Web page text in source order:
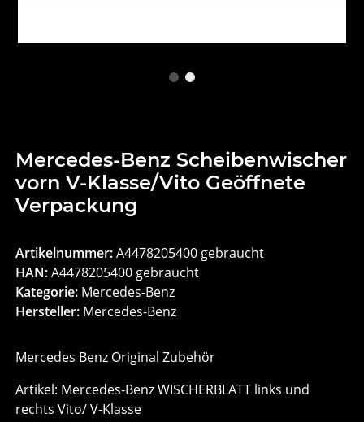
Mercedes-Benz Scheibenwischer
vorn V-Klasse/Vito Geöffnete
Verpackung
Artikelnummer:A4478205400 gebraucht
HAN:A4478205400 gebraucht
Kategorie: Mercedes-Benz
Hersteller: Mercedes-Benz
Mercedes Benz Original Zubehör
Artikel: Mercedes-Benz WISCHERBLATT links und
rechts Vito/ V-Klasse